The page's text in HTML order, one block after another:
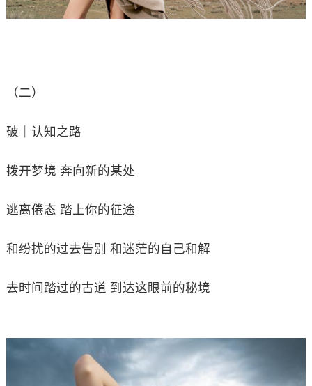
（二）
破｜认知之路
拨开梦境 奔向新的某处
逃离倦态 踏上你的征途
和纷扰的过去告别 和迷茫的自己和解
去时间踏过的古道 到达这眼前的秘境